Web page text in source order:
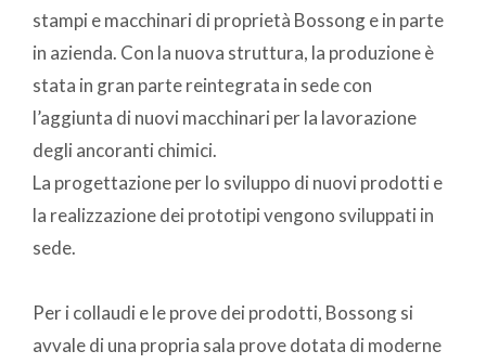
stampi e macchinari di proprietà Bossong e in parte
in azienda. Con la nuova struttura, la produzione è
stata in gran parte reintegrata in sede con
l’aggiunta di nuovi macchinari per la lavorazione
degli ancoranti chimici.
La progettazione per lo sviluppo di nuovi prodotti e
la realizzazione dei prototipi vengono sviluppati in
sede.
Per i collaudi e le prove dei prodotti, Bossong si
avvale di una propria sala prove dotata di moderne